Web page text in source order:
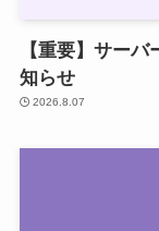
【重要】サー
知らせ
2026.8.07